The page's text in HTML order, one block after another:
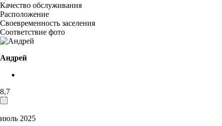
Качество обслуживания
Расположение
Своевременность заселения
Соответствие фото
Андрей
8,7
июль 2025